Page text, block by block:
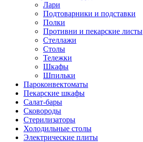
Лари
Подтоварники и подставки
Полки
Противни и пекарские листы
Стеллажи
Столы
Тележки
Шкафы
Шпильки
Пароконвектоматы
Пекарские шкафы
Салат-бары
Сковороды
Стерилизаторы
Холодильные столы
Электрические плиты